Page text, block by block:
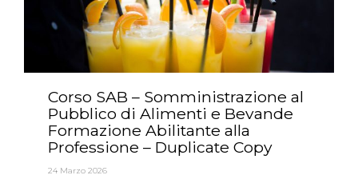
Corso SAB – Somministrazione al
Pubblico di Alimenti e Bevande
Formazione Abilitante alla
Professione – Duplicate Copy
24 Marzo 2026